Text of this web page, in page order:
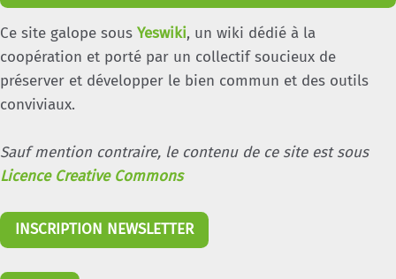
Ce site galope sous Yeswiki, un wiki dédié à la
coopération et porté par un collectif soucieux de
préserver et développer le bien commun et des outils
conviviaux.
Sauf mention contraire, le contenu de ce site est sous
Licence Creative Commons
INSCRIPTION NEWSLETTER